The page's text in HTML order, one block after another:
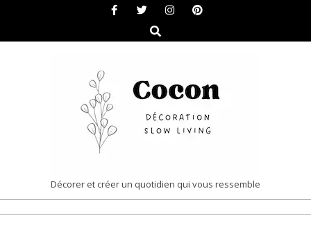
content
Search
COCON
|
Décorer et créer un quotidien qui vous ressemble